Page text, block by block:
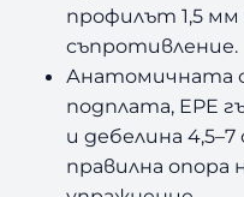
профилът 1,5
съпротивление.
Анатомичната
подплата, EPE
и дебелина
правилна опора